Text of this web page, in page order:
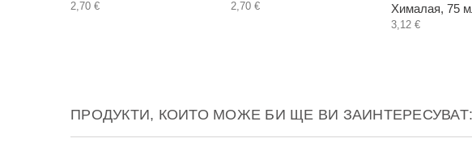
2,70 € 2,70 €
Хималая, 75
3,12 €
ПРОДУКТИ, КОИТО МОЖЕ БИ ЩЕ ВИ ЗАИНТЕРЕСУВАТ: